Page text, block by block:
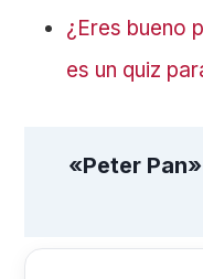
¿Eres bueno
es un quiz
«Peter